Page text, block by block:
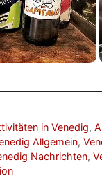
in Venedig,
Allgemein,
Nachrichten,